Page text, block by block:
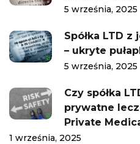
5 września, 2025
Spółka LTD
– ukryte
5 września, 2025
Czy spółka
prywatne
Private
1 września, 2025